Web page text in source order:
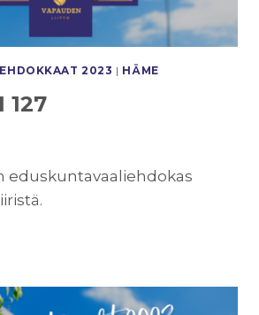
2023 | HÄME
127
eduskuntavaaliehdokas